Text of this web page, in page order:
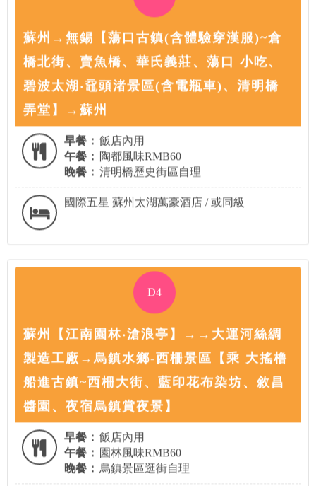
蘇州→無錫【蕩口古鎮(含體驗穿漢服)~倉
橋北街、賣魚橋、華氏義莊、蕩口 小吃、
碧波太湖‧黿頭渚景區(含電瓶車)、清明橋
弄堂】→蘇州
早餐： 飯店內用
午餐： 陶都風味RMB60
晚餐： 清明橋歷史街區自理
國際五星 蘇州太湖萬豪酒店 / 或同級
D4
蘇州【江南園林‧滄浪亭】→→大運河絲綢
製造工廠→烏鎮水鄉-西柵景區【乘 大搖橹
船進古鎮~西柵大街、藍印花布染坊、敘昌
醬園、夜宿烏鎮賞夜景】
早餐： 飯店內用
午餐： 園林風味RMB60
晚餐： 烏鎮景區逛街自理